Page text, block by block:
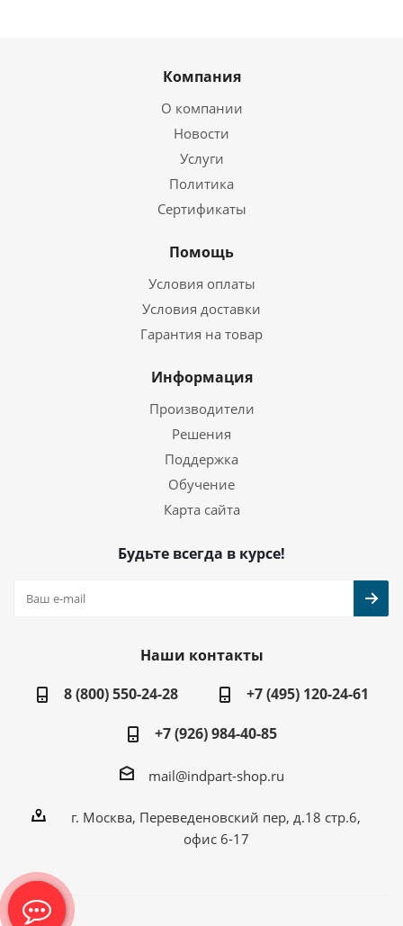
Компания
О компании
Новости
Услуги
Политика
Сертификаты
Помощь
Условия оплаты
Условия доставки
Гарантия на товар
Информация
Производители
Решения
Поддержка
Обучение
Карта сайта
Будьте всегда в курсе!
Наши контакты
8 (800) 550-24-28
+7 (495) 120-24-61
+7 (926) 984-40-85
mail@indpart-shop.ru
г. Москва, Переведеновский пер, д.18 стр.6,
офис 6-17